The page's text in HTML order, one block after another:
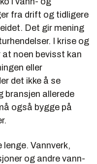
fra drift og tidligere
Det gir mening
I krise og
noen bevisst kan
eller
det ikke å se
bransjen allerede
også bygge på
lenge. Vannverk,
og andre vann-